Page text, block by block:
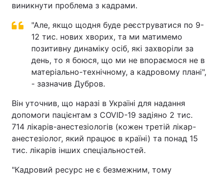
Тема оформлення
виникнути проблема з кадрами.
"Але, якщо щодня буде реєструватися по 9-
12 тис. нових хворих, та ми матимемо
позитивну динаміку осіб, які захворіли за
день, то я боюся, що ми не впораємося не в
матеріально-технічному, а кадровому плані",
- зазначив Дубров.
Він уточнив, що наразі в Україні для надання
допомоги пацієнтам з COVID-19 задіяно 2 тис.
714 лікарів-анестезіологів (кожен третій лікар-
анестезіолог, який працює в країні) та понад 15
тис. лікарів інших спеціальностей.
"Кадровий ресурс не є безмежним, тому